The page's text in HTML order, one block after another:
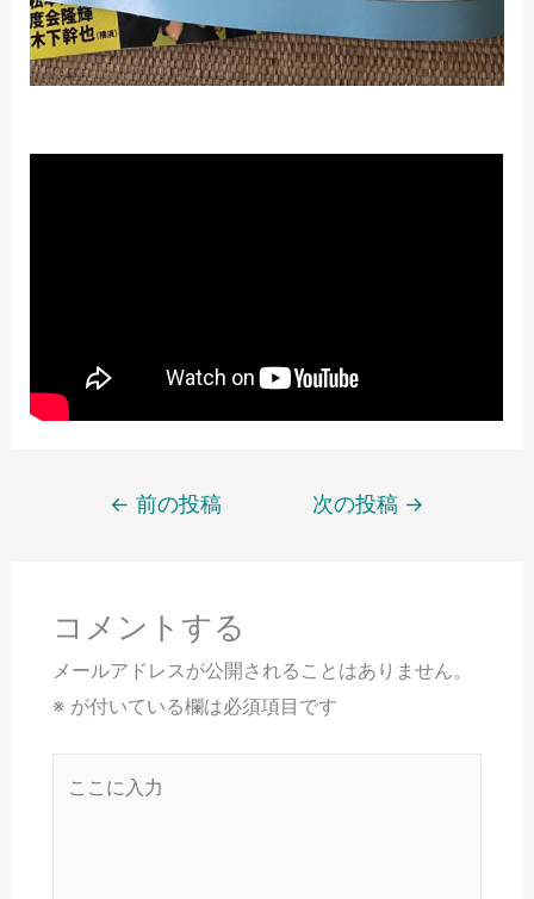
← 前の投稿 次の投稿 →
コメントする
メールアドレスが公開されることはありません。
※が付いている欄は必須項目です